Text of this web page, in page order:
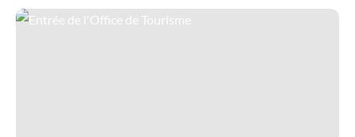
Entrée de l'Office de Tourisme